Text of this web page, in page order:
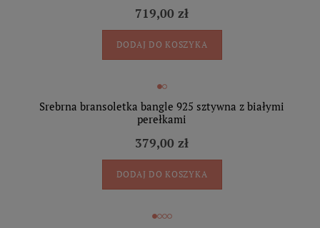
719,00 zł
DODAJ DO KOSZYKA
Srebrna bransoletka bangle 925 sztywna z białymi
perełkami
379,00 zł
DODAJ DO KOSZYKA